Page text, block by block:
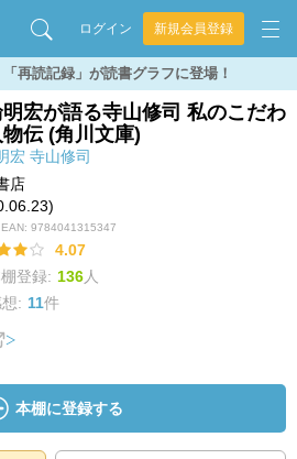
ログイン 新規会員登録
再読記録」が読書グラフに登場！
宏が語る寺山修司 私のこだわ
物伝 (角川文庫)
宏 寺山修司
店
9784041315347
4.07
登録: 136人
: 11件
本棚に登録する